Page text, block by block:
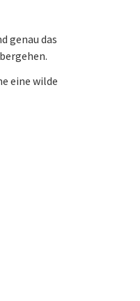
genau das
eine wilde